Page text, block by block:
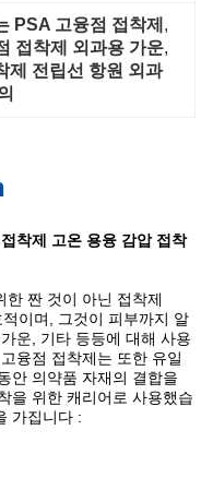
PSA 고융점 접착제 ,
접착제 외과용 가운,
제 전립선 항원 외과
착제 고온 용융 감압 접착
한 짠 것이 아닌 접착제
이며, 그것이 피부까지 알
운, 기타 등등에 대해 사용
융점 접착제는 또한 유일
안 의약품 자재의 결합을
을 위한 캐리어로 사용했습
가집니다 :